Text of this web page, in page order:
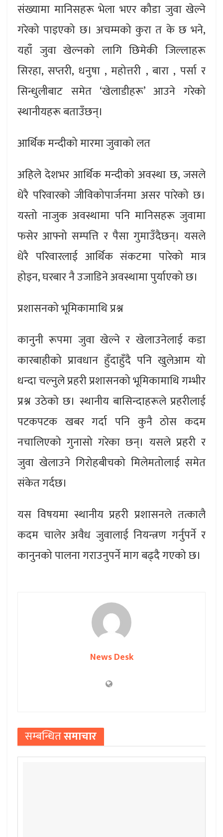
संख्यामा मानिसहरू भेला भएर कौडा जुवा खेल्ने
गरेको पाइएको छ। अचम्मको कुरा त के छ भने,
यहाँ जुवा खेल्नको लागि छिमेकी जिल्लाहरू
सिरहा, सप्तरी, धनुषा , महोत्तरी , बारा , पर्सा र
सिन्धुलीबाट समेत ‘खेलाडीहरू’ आउने गरेको
स्थानीयहरू बताउँछन्।
आर्थिक मन्दीको मारमा जुवाको लत
अहिले देशभर आर्थिक मन्दीको अवस्था छ, जसले
धेरै परिवारको जीविकोपार्जनमा असर पारेको छ।
यस्तो नाजुक अवस्थामा पनि मानिसहरू जुवामा
फसेर आफ्नो सम्पत्ति र पैसा गुमाउँदैछन्। यसले
धेरै परिवारलाई आर्थिक संकटमा पारेको मात्र
होइन, घरबार नै उजाडिने अवस्थामा पुर्याएको छ।
प्रशासनको भूमिकामाथि प्रश्न
कानुनी रूपमा जुवा खेल्ने र खेलाउनेलाई कडा
कारबाहीको प्रावधान हुँदाहुँदै पनि खुलेआम यो
धन्दा चल्नुले प्रहरी प्रशासनको भूमिकामाथि गम्भीर
प्रश्न उठेको छ। स्थानीय बासिन्दाहरूले प्रहरीलाई
पटकपटक खबर गर्दा पनि कुनै ठोस कदम
नचालिएको गुनासो गरेका छन्। यसले प्रहरी र
जुवा खेलाउने गिरोहबीचको मिलेमतोलाई समेत
संकेत गर्दछ।
यस विषयमा स्थानीय प्रहरी प्रशासनले तत्कालै
कदम चालेर अवैध जुवालाई नियन्त्रण गर्नुपर्ने र
कानुनको पालना गराउनुपर्ने माग बढ्दै गएको छ।
News Desk
सम्बन्धितसमाचार